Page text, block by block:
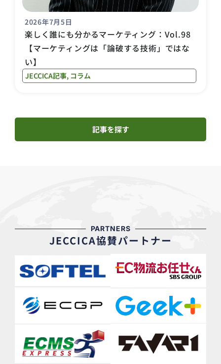
2026年7月5日
楽しく誰にも分かるマーケティング：Vol.98
【マーケティングは「論破する技術」ではな
い】
JECCICA記事, コラム
記事を探す
PARTNERS
JECCICA協賛パートナー